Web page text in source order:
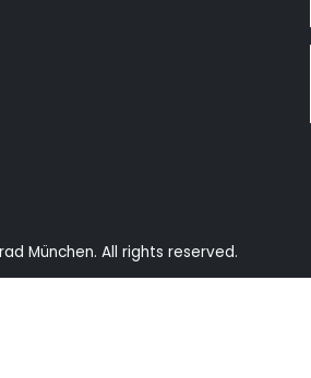
München. All rights reserved.